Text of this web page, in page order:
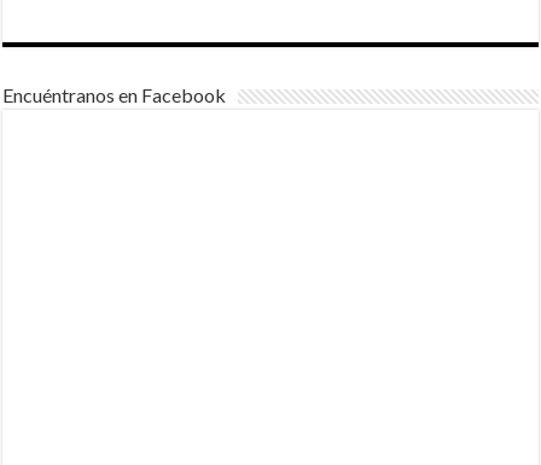
Encuéntranos en Facebook